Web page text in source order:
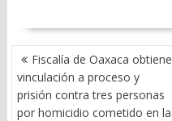
NAVEGACIÓN
DE
ENTRADAS
Fiscalía de Oaxaca obtiene
vinculación a proceso y
prisión contra tres personas
por homicidio cometido en la